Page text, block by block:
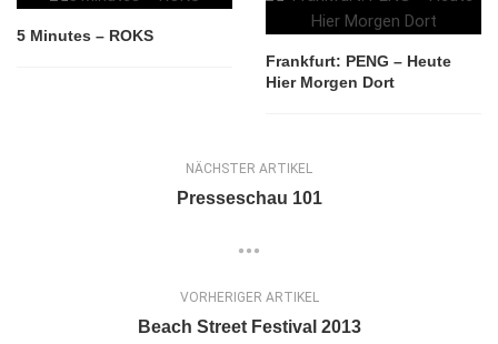
5 Minutes – ROKS
Frankfurt: PENG – Heute
Hier Morgen Dort
NÄCHSTER ARTIKEL
Presseschau 101
VORHERIGER ARTIKEL
Beach Street Festival 2013